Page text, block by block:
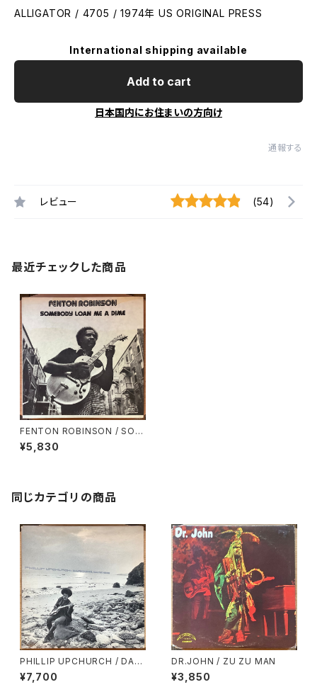
ALLIGATOR / 4705 / 1974年 US ORIGINAL PRESS
International shipping available
Add to cart
日本国内にお住まいの方向け
通報する
レビュー (54)
最近チェックした商品
FENTON ROBINSON / SOM
EBODY LOAN ME A DIME
¥5,830
同じカテゴリの商品
PHILLIP UPCHURCH / DAR
KNESS, DARKNESS
¥7,700
DR.JOHN / ZU ZU MAN
¥3,850